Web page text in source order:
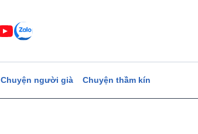
Chuyện người già Chuyện thầm kín